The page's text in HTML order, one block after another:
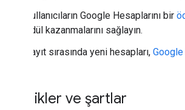
Kullanıcıların Google Hesaplarını bir
ödül kazanmalarını sağlayın.
Kayıt sırasında yeni hesapları,
Özellikler ve şartlar